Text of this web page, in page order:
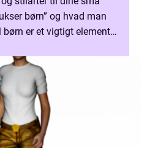
børn” og hvad man
børn er et vigtigt element i